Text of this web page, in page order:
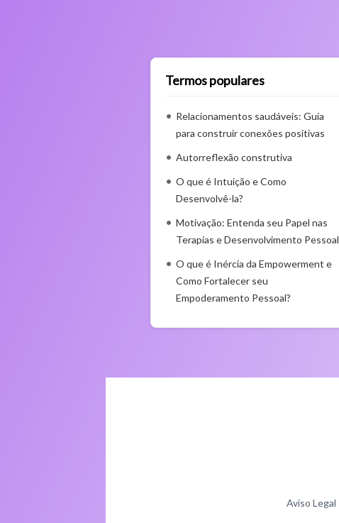
Termos populares
Relacionamentos saudáveis: Guia
para construir conexões positivas
Autorreflexão construtiva
O que é Intuição e Como
Desenvolvê-la?
Motivação: Entenda seu Papel nas
Terapias e Desenvolvimento Pessoal
O que é Inércia da Empowerment e
Como Fortalecer seu
Empoderamento Pessoal?
Aviso Legal